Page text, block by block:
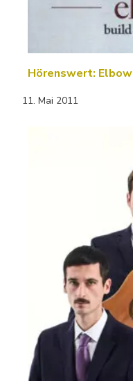
Hörenswert:
11. Mai 2011